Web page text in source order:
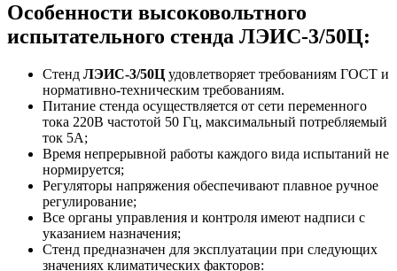
Особенности высоковольтного
испытательного стенда ЛЭИС-3/50Ц:
Стенд ЛЭИС-3/50Ц удовлетворяет требованиям ГОСТ и
нормативно-техническим требованиям.
Питание стенда осуществляется от сети переменного
тока 220В частотой 50 Гц, максимальный потребляемый
ток 5А;
Время непрерывной работы каждого вида испытаний не
нормируется;
Регуляторы напряжения обеспечивают плавное ручное
регулирование;
Все органы управления и контроля имеют надписи с
указанием назначения;
Стенд предназначен для эксплуатации при следующих
значениях климатических факторов: